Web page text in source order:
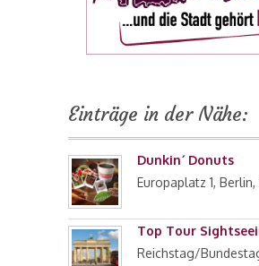
Einträge in der Nähe:
Dunkin´ Donuts
Europaplatz 1,
Top Tour
Reichstag/